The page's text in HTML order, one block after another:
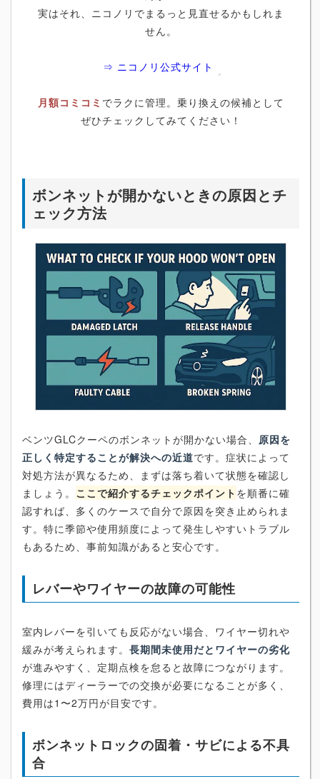
実はそれ、ニコノリでまるっと見直せるかもしれま
せん。
⇒ ニコノリ公式サイト
月額コミコミ でラクに管理。乗り換えの候補として
ぜひチェックしてみてください！
ボンネットが開かないときの原因とチ
ェック方法
ベンツGLCクーペのボンネットが開かない場合、 原因を
正しく特定することが解決への近道です。症状によって
対処方法が異なるため、まずは落ち着いて状態を確認し
ましょう。 ここで紹介するチェックポイント を順番に確
認すれば、多くのケースで自分で原因を突き止められま
す。特に季節や使用頻度によって発生しやすいトラブル
もあるため、事前知識があると安心です。
レバーやワイヤーの故障の可能性
室内レバーを引いても反応がない場合、ワイヤー切れや
緩みが考えられます。 長期間未使用だとワイヤーの劣化
が進みやすく、定期点検を怠ると故障につながります。
修理にはディーラーでの交換が必要になることが多く、
費用は1〜2万円が目安です。
ボンネットロックの固着・サビによる不具
合